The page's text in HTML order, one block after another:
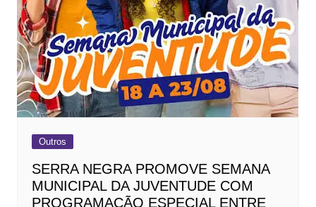
Outros
SERRA NEGRA PROMOVE SEMANA
MUNICIPAL DA JUVENTUDE COM
PROGRAMAÇÃO ESPECIAL ENTRE